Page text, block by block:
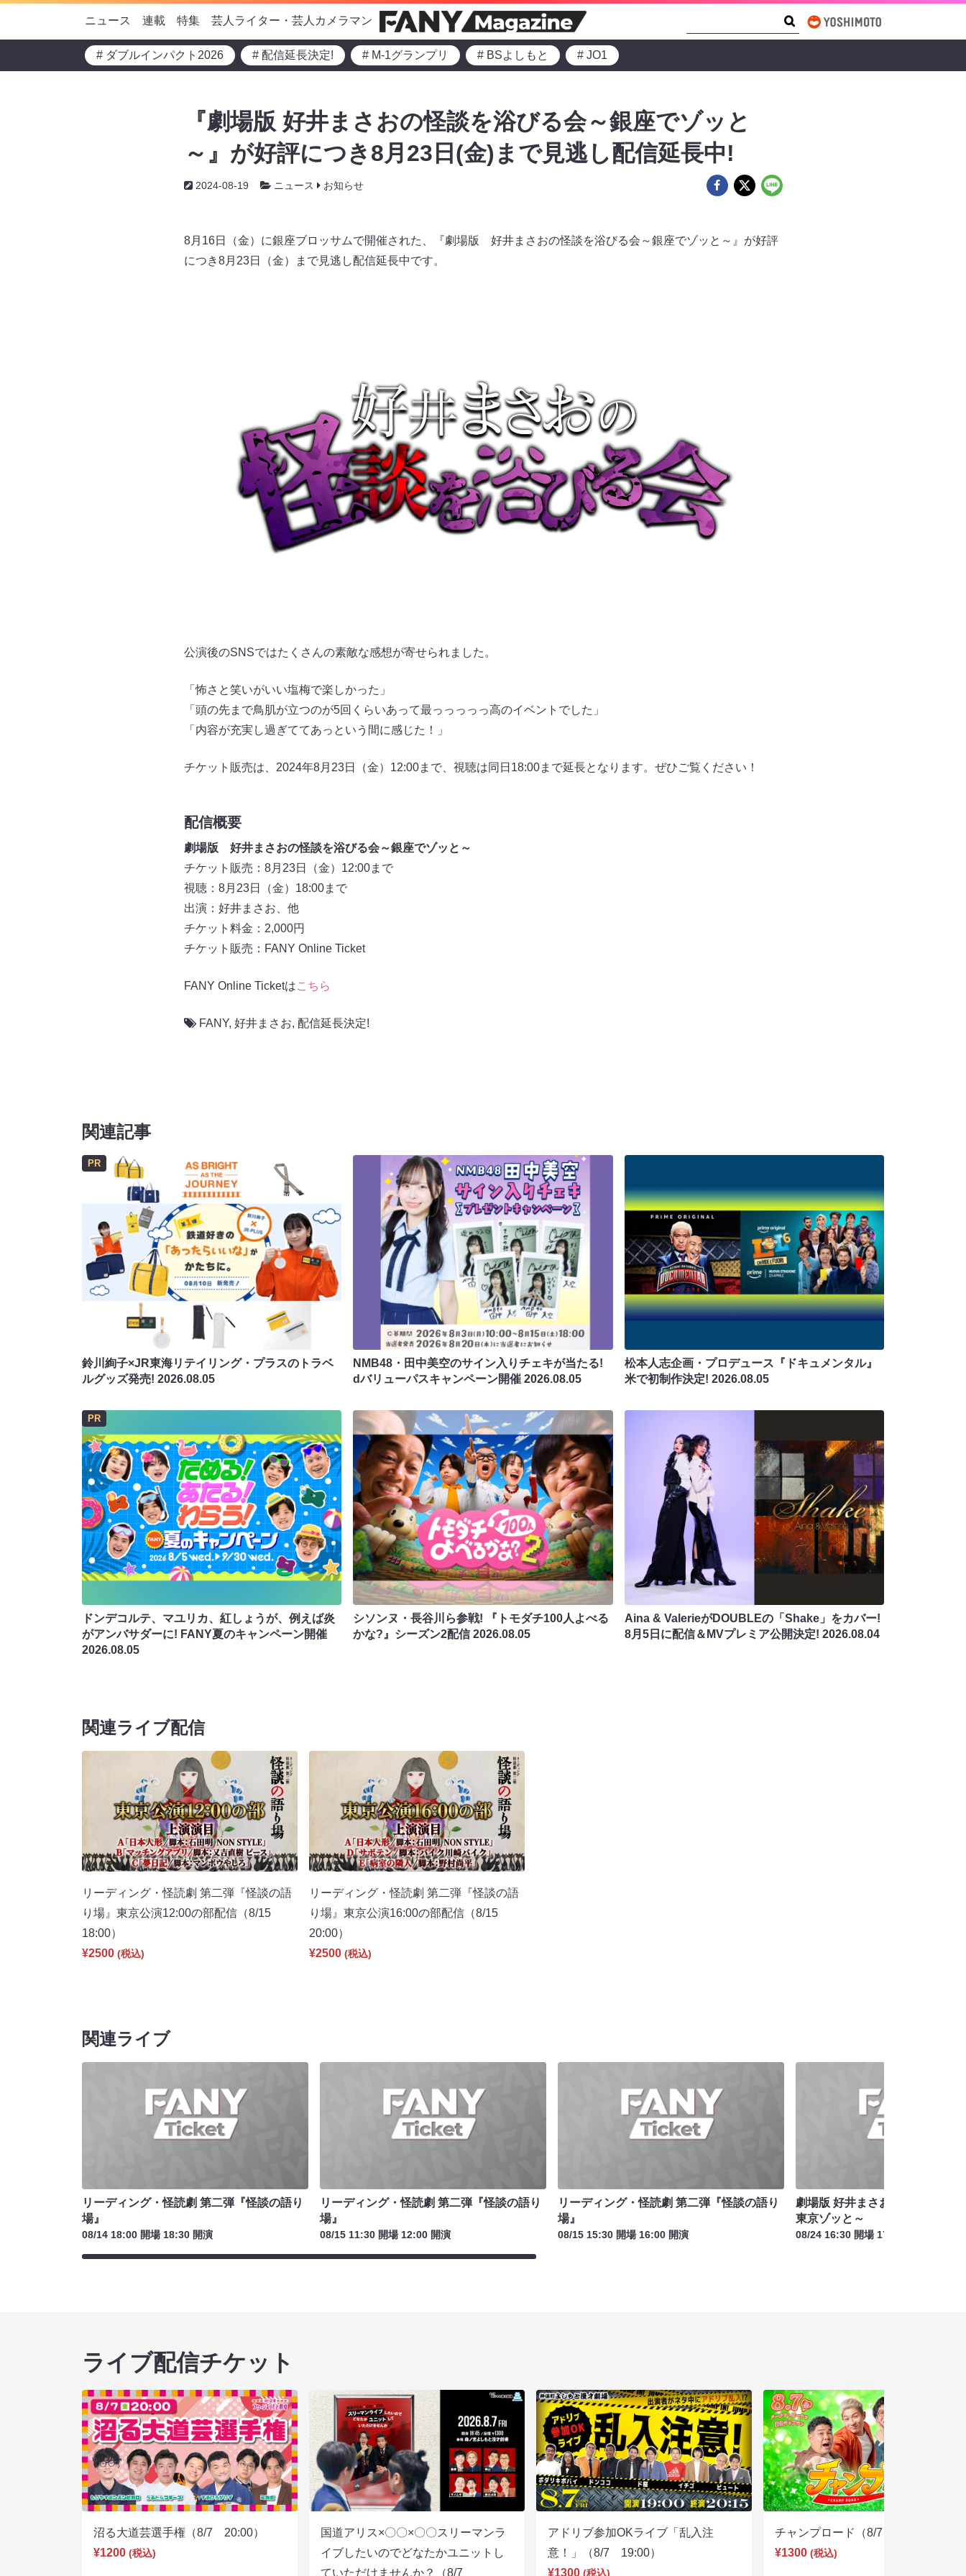
ニュース 連載 特集 芸人ライター・芸人カメラマン
# ダブルインパクト2026 # 配信延長決定! # M-1グランプリ # BSよしもと # JO1
『劇場版 好井まさおの怪談を浴びる会～銀座でゾッと
～』が好評につき8月23日(金)まで見逃し配信延長中!
2024-08-19 ニュース お知らせ
8月16日（金）に銀座ブロッサムで開催された、『劇場版 好井まさおの怪談を浴びる会～銀座でゾッと～』が好評
につき8月23日（金）まで見逃し配信延長中です。
公演後のSNSではたくさんの素敵な感想が寄せられました。
「怖さと笑いがいい塩梅で楽しかった」
「頭の先まで鳥肌が立つのが5回くらいあって最っっっっっ高のイベントでした」
「内容が充実し過ぎててあっという間に感じた！」
チケット販売は、2024年8月23日（金）12:00まで、視聴は同日18:00まで延長となります。ぜひご覧ください！
配信概要
劇場版 好井まさおの怪談を浴びる会～銀座でゾッと～
チケット販売：8月23日（金）12:00まで
視聴：8月23日（金）18:00まで
出演：好井まさお、他
チケット料金：2,000円
チケット販売：FANY Online Ticket
FANY Online Ticketはこちら
FANY, 好井まさお, 配信延長決定!
関連記事
PR
鈴川絢子×JR東海リテイリング・プラスのトラベ
ルグッズ発売! 2026.08.05
NMB48・田中美空のサイン入りチェキが当たる!
dバリューパスキャンペーン開催2026.08.05
松本人志企画・プロデュース『ドキュメンタル』
米で初制作決定! 2026.08.05
PR
ドンデコルテ、マユリカ、紅しょうが、例えば炎
がアンバサダーに! FANY夏のキャンペーン開催
2026.08.05
シソンヌ・長谷川ら参戦! 『トモダチ100人よべる
かな?』シーズン2配信2026.08.05
Aina & ValerieがDOUBLEの「Shake」をカバー!
8月5日に配信＆MVプレミア公開決定! 2026.08.04
関連ライブ配信
リーディング・怪読劇 第二弾『怪談の語
り場』東京公演12:00の部配信（8/15
18:00）
¥2500 (税込)
リーディング・怪読劇 第二弾『怪談の語
り場』東京公演16:00の部配信（8/15
20:00）
¥2500 (税込)
関連ライブ
リーディング・怪読劇 第二弾『怪談の語り
場』
08/14 18:00 開場 18:30 開演
リーディング・怪読劇 第二弾『怪談の語り
場』
08/15 11:30 開場 12:00 開演
リーディング・怪読劇 第二弾『怪談の語り
場』
08/15 15:30 開場 16:00 開演
劇場版 好井まさおの怪談を浴び
東京ゾッと～
08/24 16:30 開場 17:30 開演
ライブ配信チケット
沼る大道芸選手権（8/7 20:00）
¥1200 (税込)
国道アリス×〇〇×〇〇スリーマンラ
イブしたいのでどなたかユニットし
ていただけませんか？（8/7
アドリブ参加OKライブ「乱入注
意！」（8/7 19:00）
¥1300 (税込)
チャンプロード（8/7 19:30）
¥1300 (税込)